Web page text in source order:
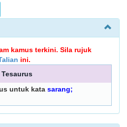
kamus terkini. Sila rujuk
ini.
Tesaurus
untuk kata sarang;